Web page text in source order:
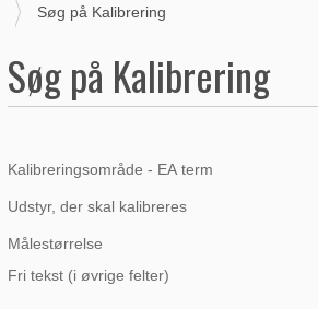
Søg på Kalibrering
Søg på Kalibrering
Kalibreringsområde - EA term
Udstyr, der skal kalibreres
Målestørrelse
Fri tekst (i øvrige felter)